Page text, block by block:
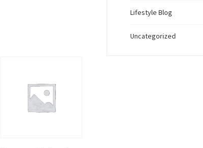
Lifestyle Blog
Uncategorized